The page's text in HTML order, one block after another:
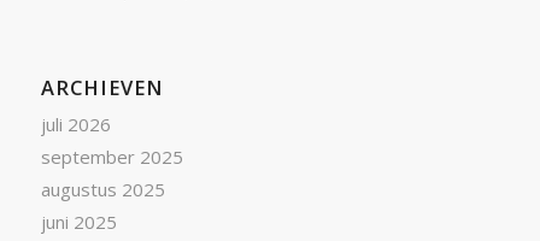
ARCHIEVEN
juli 2026
september 2025
augustus 2025
juni 2025